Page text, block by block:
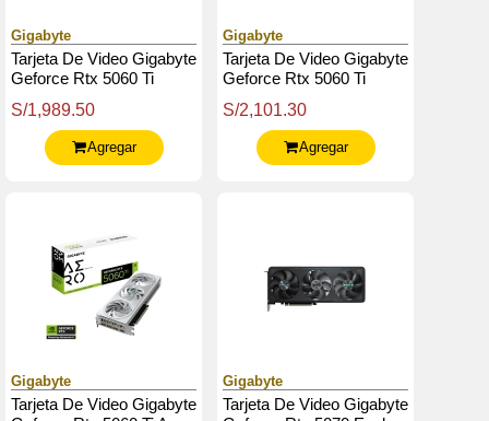
Gigabyte
Tarjeta De Video Gigabyte
Geforce Rtx 5060 Ti
Gddr7, Pcie Gen 5.0
S/1,989.50
Agregar
Gigabyte
Tarjeta De Video Gigabyte
Geforce Rtx 5060 Ti
Gddr7, Pcie Gen 5.0
S/2,101.30
Agregar
Gigabyte
Tarjeta De Video Gigabyte
Gigabyte
Tarjeta De Video Gigabyte